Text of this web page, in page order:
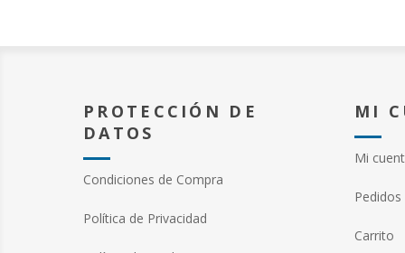
PROTECCIÓN DE
DATOS
Condiciones de Compra
Política de Privacidad
MI
Mi
Pedidos
Carrito